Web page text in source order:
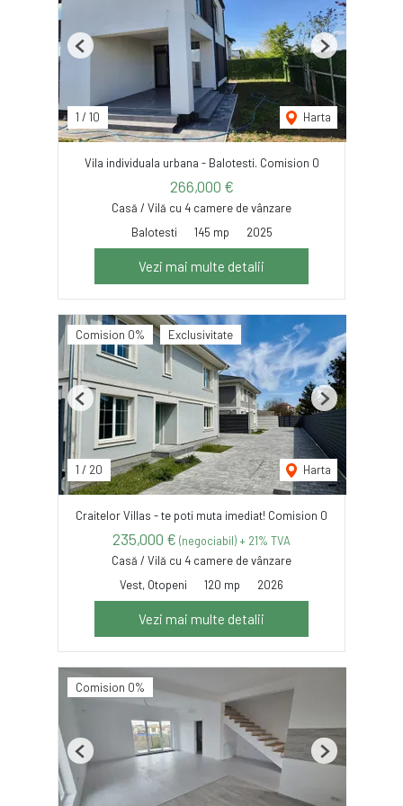
1 / 10 Harta
Previous Next
Vila individuala urbana - Balotesti. Comision 0
266,000 €
Casă / Vilă cu 4 camere de vânzare
Balotesti
145 mp 2025
Vezi mai multe detalii
Comision 0% Exclusivitate
1 / 20 Harta
Previous Next
Craitelor Villas - te poti muta imediat! Comision 0
235,000 € (negociabil) + 21% TVA
Casă / Vilă cu 4 camere de vânzare
Vest, Otopeni
120 mp 2026
Vezi mai multe detalii
Comision 0%
Previous Next